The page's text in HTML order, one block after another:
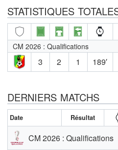
STATISTIQUES
CM 2026 : Qualifications
3 2 1 189′
DERNIERS MATCHS
Date Résultat
CM 2026 : Qualifications